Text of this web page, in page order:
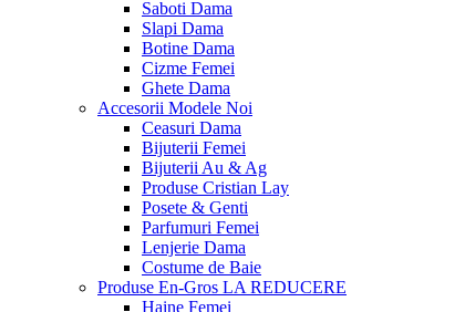
Saboti Dama
Slapi Dama
Botine Dama
Cizme Femei
Ghete Dama
Accesorii Modele Noi
Ceasuri Dama
Bijuterii Femei
Bijuterii Au & Ag
Produse Cristian Lay
Posete & Genti
Parfumuri Femei
Lenjerie Dama
Costume de Baie
Produse En-Gros LA REDUCERE
Haine Femei